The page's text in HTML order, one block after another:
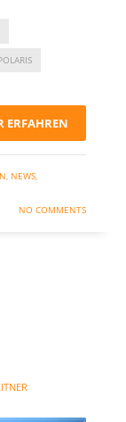
ERFAHREN
, NEWS,
NO COMMENTS